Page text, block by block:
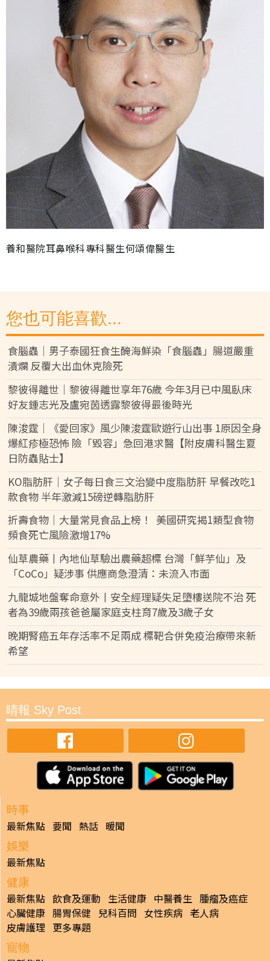
養和醫院耳鼻喉科專科醫生何頌偉醫生
您也可能喜歡...
食腦蟲｜男子泰國狂食生醃海鮮染「食腦蟲」腸道嚴重
潰爛 反覆大出血休克險死
黎彼得離世｜黎彼得離世享年76歲 今年3月已中風臥床
好友鍾志光及盧宛茵透露黎彼得最後時光
陳浚霆｜《愛回家》風少陳浚霆歐遊行山出事 1原因全身
爆紅疹極恐怖 險「毀容」急回港求醫【附皮膚科醫生夏
日防蟲貼士】
KO脂肪肝｜女子每日食三文治變中度脂肪肝 早餐改吃1
款食物 半年激減15磅逆轉脂肪肝
折壽食物｜大量常見食品上榜！ 美國研究揭1類型食物
頻食死亡風險激增17%
仙草農藥丨內地仙草驗出農藥超標 台灣「鮮芋仙」及
「CoCo」疑涉事 供應商急澄清：未流入市面
九龍城地盤奪命意外丨安全經理疑失足墮樓送院不治 死
者為39歲兩孩爸爸屬家庭支柱育7歲及3歲子女
晚期腎癌五年存活率不足兩成 標靶合併免疫治療帶來新
希望
晴報 Sky Post
時事
最新焦點 要聞 熱話 暖聞
娛樂
最新焦點
健康
最新焦點 飲食及運動 生活健康 中醫養生 腫瘤及癌症
心臟健康 腸胃保健 兒科百問 女性疾病 老人病
皮膚護理 更多專題
寵物